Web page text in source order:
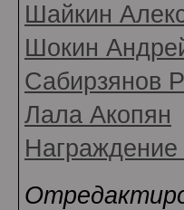
Шайкин
Шокин
Сабирзянов
Лала Акопян